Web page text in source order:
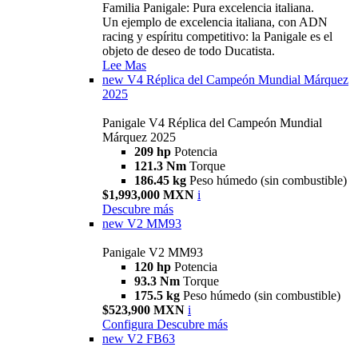
Familia Panigale: Pura excelencia italiana.
Un ejemplo de excelencia italiana, con ADN
racing y espíritu competitivo: la Panigale es el
objeto de deseo de todo Ducatista.
Lee Mas
new V4 Réplica del Campeón Mundial Márquez
2025
Panigale V4 Réplica del Campeón Mundial
Márquez 2025
209 hp Potencia
121.3 Nm Torque
186.45 kg Peso húmedo (sin combustible)
$1,993,000 MXN i
Descubre más
new V2 MM93
Panigale V2 MM93
120 hp Potencia
93.3 Nm Torque
175.5 kg Peso húmedo (sin combustible)
$523,900 MXN i
Configura Descubre más
new V2 FB63